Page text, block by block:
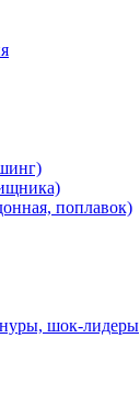
поплавок)
шок-лидеры